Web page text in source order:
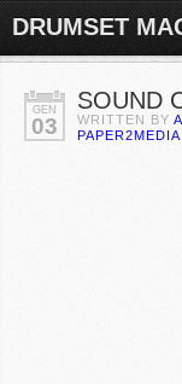
DRUMSET
GEN
03
SOUND
WRITTEN BY
PAPER2MEDIA